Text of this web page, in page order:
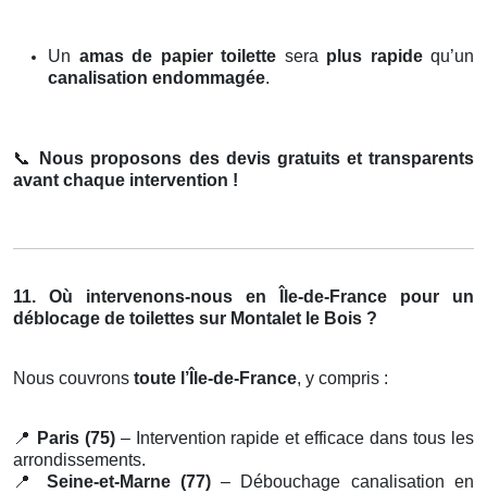
Un amas de papier toilette sera plus rapidequ’un
canalisation endommagée.
📞
Nous proposons des devis gratuits et transparents
avant chaque intervention !
11. Où intervenons-nous en Île-de-France pour un
déblocage de toilettes sur Montalet le Bois ?
Nous couvrons toute l’Île-de-France, y compris :
📍 Paris (75)– Intervention rapide et efficace dans tous les
arrondissements.
📍
Seine-et-Marne (77)– Débouchage canalisation en